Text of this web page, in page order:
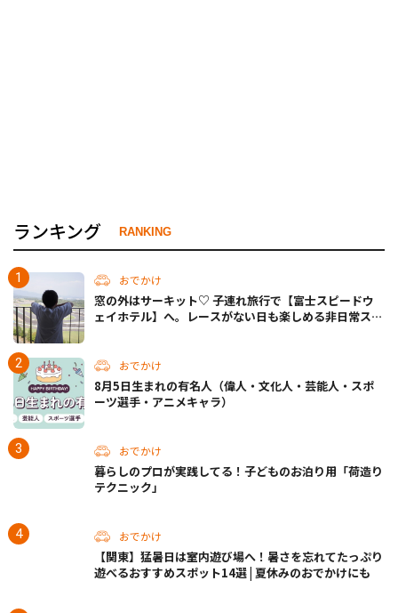
ランキング RANKING
おでかけ
窓の外はサーキット♡ 子連れ旅行で【富士スピードウ
ェイホテル】へ。レースがない日も楽しめる非日常ステ
おでかけ
8月5日生まれの有名人（偉人・文化人・芸能人・スポ
ーツ選手・アニメキャラ）
おでかけ
暮らしのプロが実践してる！子どものお泊り用「荷造り
テクニック」
おでかけ
【関東】猛暑日は室内遊び場へ！暑さを忘れてたっぷり
遊べるおすすめスポット14選 | 夏休みのおでかけにも